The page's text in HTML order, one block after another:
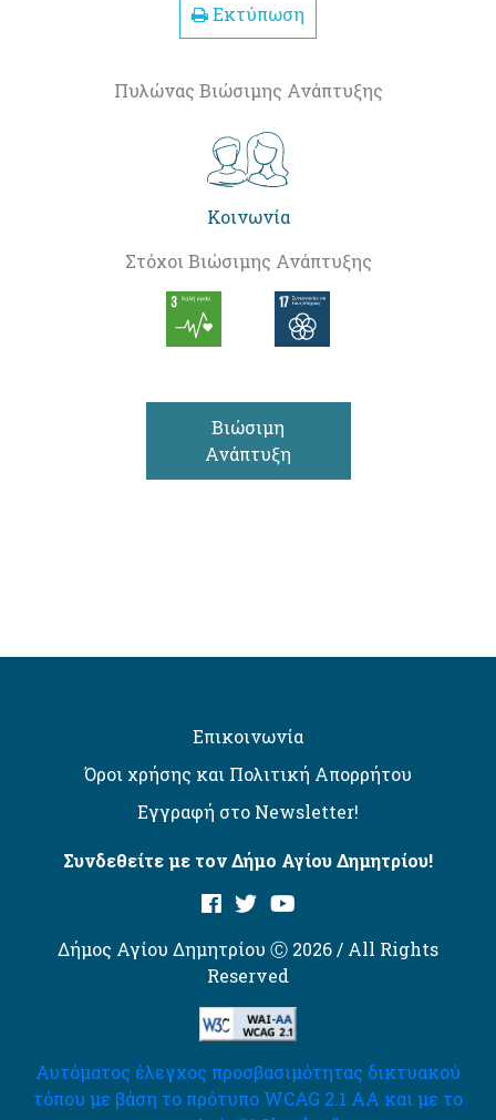
Εκτύπωση
Πυλώνας Βιώσιμης Ανάπτυξης
Κοινωνία
Στόχοι Βιώσιμης Ανάπτυξης
Βιώσιμη
Ανάπτυξη
Επικοινωνία
Όροι χρήσης και Πολιτική Απορρήτου
Εγγραφή στο Newsletter!
Συνδεθείτε με τον Δήμο Αγίου Δημητρίου!
Δήμος Αγίου Δημητρίου Ⓒ 2026 / All Rights
Reserved
Αυτόματος έλεγχος προσβασιμότητας δικτυακού
τόπου με βάση το πρότυπο WCAG 2.1 AA και με το